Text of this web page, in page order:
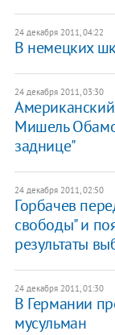
24 декабря 2011, 04:22
​В немецких
24 декабря 2011, 03:30
Мишель
заднице"
24 декабря 2011, 02:50
Горбачев
свободы" и
результаты
24 декабря 2011, 01:30
В Германии
мусульман